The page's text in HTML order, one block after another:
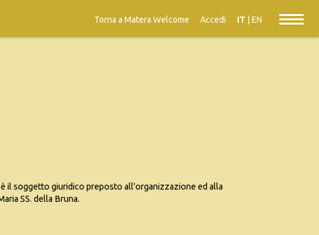
Torna a Matera Welcome Accedi IT EN
è il soggetto giuridico preposto all'organizzazione ed alla
SS. della Bruna.